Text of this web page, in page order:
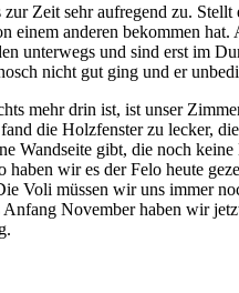
zur Zeit sehr aufregend zu.
einem anderen bekommen
unterwegs und sind erst im
nicht gut ging und er
mehr drin ist, ist unser
die Holzfenster zu lecker,
Wandseite gibt, die noch
haben wir es der Felo heute
Voli müssen wir uns immer
November haben wir